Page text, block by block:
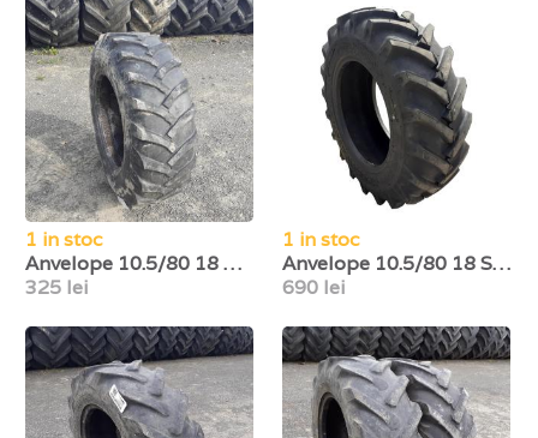
1 in stoc
Anvelope 10.5/80 18 Universal
325 lei
1 in stoc
Anvelope 10.5/80 18 Speedways
690 lei